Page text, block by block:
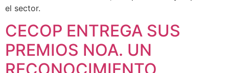
el sector.
CECOP ENTREGA SUS
PREMIOS NOA. UN